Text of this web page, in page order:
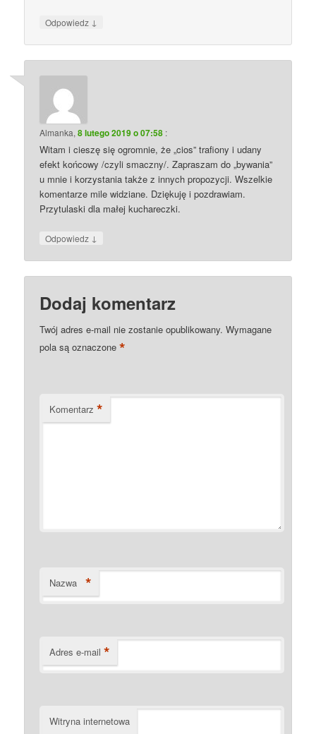
Odpowiedz ↓
Almanka,8 lutego 2019 o 07:58 :
Witam i cieszę się ogromnie, że „cios” trafiony i udany
efekt końcowy /czyli smaczny/. Zapraszam do „bywania”
u mnie i korzystania także z innych propozycji. Wszelkie
komentarze mile widziane. Dziękuję i pozdrawiam.
Przytulaski dla małej kuchareczki.
Odpowiedz ↓
Dodaj komentarz
Twój adres e-mail nie zostanie opublikowany. Wymagane
pola są oznaczone*
Komentarz *
Nazwa *
Adres e-mail *
Witryna internetowa